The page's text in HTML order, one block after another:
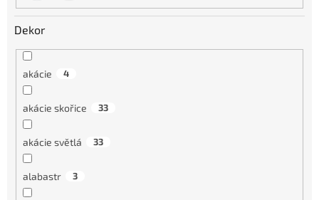
Dekor
akácie 4
akácie skořice 33
akácie světlá 33
alabastr 3